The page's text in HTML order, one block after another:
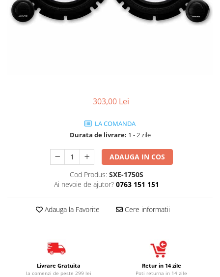
303,00 Lei
LA COMANDA
Durata de livrare: 1 - 2 zile
ADAUGA IN COS
Cod Produs: SXE-1750S
Ai nevoie de ajutor? 0763 151 151
Adauga la Favorite Cere informatii
Livrare Gratuita
la comenzi de peste 299 lei
Retur in 14 zile
Poti returna in 14 zile